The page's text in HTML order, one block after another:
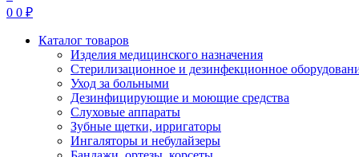
0 0 ₽
Каталог товаров
Изделия медицинского назначения
Стерилизационное и дезинфекционное
Уход за больными
Дезинфицирующие и моющие средства
Слуховые аппараты
Зубные щетки, ирригаторы
Ингаляторы и небулайзеры